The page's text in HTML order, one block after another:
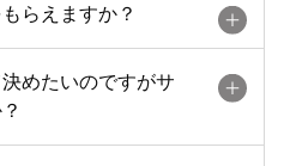
らえますか？
めたいのですがサ